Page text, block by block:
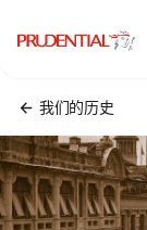
我们的历史